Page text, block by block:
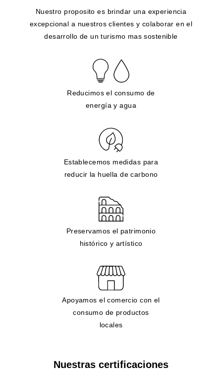
Nuestro proposito es brindar una experiencia
excepcional a nuestros clientes y colaborar en el
desarrollo de un turismo mas sostenible
Reducimos el consumo de
energía y agua
Establecemos medidas para
reducir la huella de carbono
Preservamos el patrimonio
histórico y artístico
Apoyamos el comercio con el
consumo de productos
locales
Nuestras certificaciones